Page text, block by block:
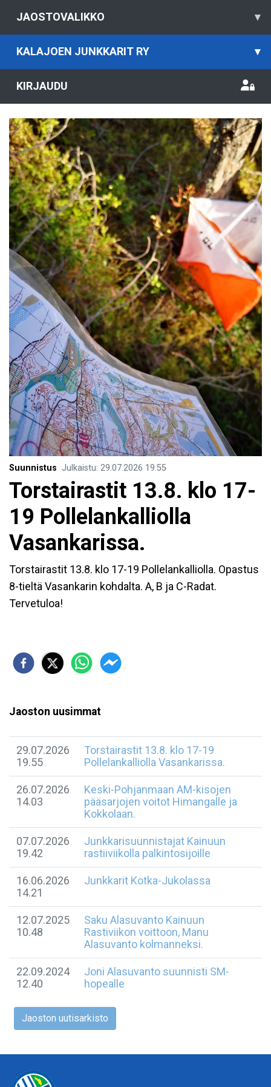
JAOSTOVALIKKO ▾
KALAJOEN JUNKKARIT RY ▾
KIRJAUDU
Suunnistus Julkaistu: 29.07.2026 19.55
Torstairastit 13.8. klo 17-
19 Pollelankalliolla
Vasankarissa.
Torstairastit 13.8. klo 17-19 Pollelankalliolla. Opastus
8-tieltä Vasankarin kohdalta. A, B ja C-Radat.
Tervetuloa!
Jaoston uusimmat
29.07.2026
19.55
Torstairastit 13.8. klo 17-19
Pollelankalliolla Vasankarissa.
26.07.2026
14.03
Keski-Pohjanmaan AM-kisojen
pääsarjojen voitot Himangalle ja
Kokkolaan.
07.07.2026
19.42
Junkkarisuunnistajat Kainuun
rastiiviikolla palkintosijoille
16.06.2026
14.21
Junkkarit Kotka-Jukolassa
12.07.2025
10.48
Saku Alasuvanto Kainuun
Rastiviikon voittoon, Manu
Alasuvanto kolmanneksi.
22.09.2024
12.40
Joni Alasuvanto suunnisti SM-
hopealle
Jaoston uutisarkisto